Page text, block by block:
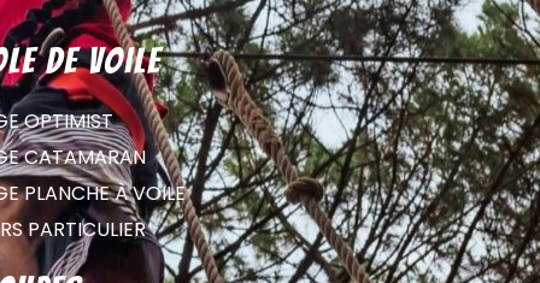
de voile
OPTIMIST
CATAMARAN
PLANCHE À VOILE
PARTICULIER